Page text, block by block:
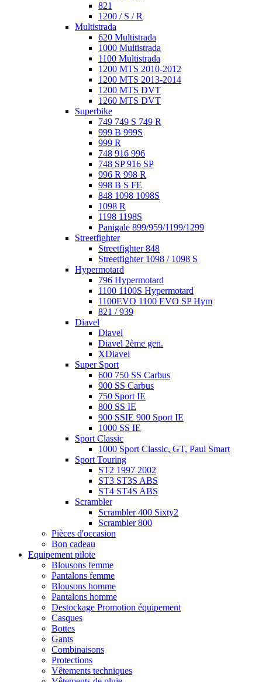
821
1200 / S / R
Multistrada
620 Multistrada
1000 Multistrada
1100 Multistrada
1200 MTS 2010-2012
1200 MTS 2013-2014
1200 MTS DVT
1260 MTS DVT
Superbike
749 749 S 749 R
999 B 999S
999 R
748 916 996
748 SP 916 SP
996 R 998 R
998 B S FE
848 1098 1098S
1098 R
1198 1198S
Panigale 899/959/1199/1299
Streetfighter
Streetfighter 848
Streetfighter 1098 / 1098 S
Hypermotard
796 Hypermotard
1100 1100S Hypermotard
1100EVO 1100 EVO SP Hym
821 / 939
Diavel
Diavel
Diavel 2ème gen.
XDiavel
Super Sport
600 750 SS Carbus
900 SS Carbus
750 Sport IE
800 SS IE
900 SSIE 900 Sport IE
1000 SS IE
Sport Classic
1000 Sport Classic, GT, Paul Smart
Sport Touring
ST2 1997 2002
ST3 ST3S ABS
ST4 ST4S ABS
Scrambler
Scrambler 400 Sixty2
Scrambler 800
Pièces d'occasion
Bon cadeau
Equipement pilote
Blousons femme
Pantalons femme
Blousons homme
Pantalons homme
Destockage Promotion équipement
Casques
Bottes
Gants
Combinaisons
Protections
Vêtements techniques